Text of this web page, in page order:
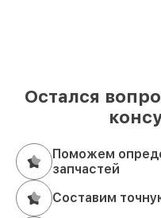
Остался
Поможем
запчастей
Составим